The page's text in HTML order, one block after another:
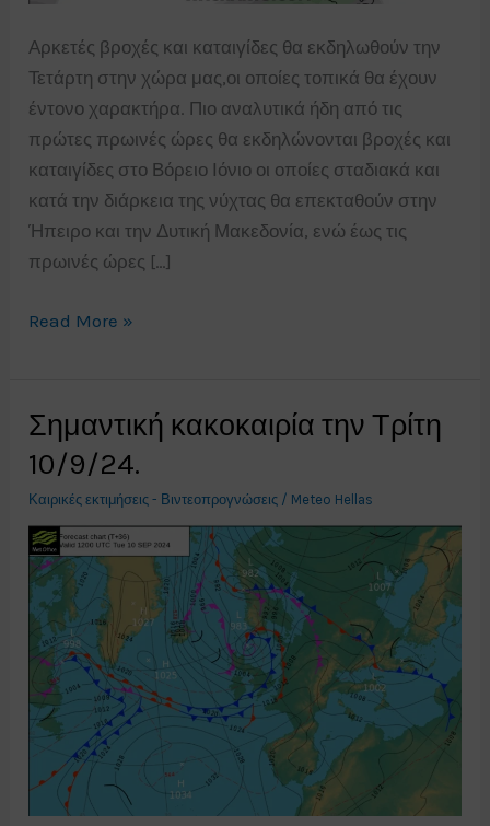
Αρκετές βροχές και καταιγίδες θα εκδηλωθούν την
Τετάρτη στην χώρα μας,οι οποίες τοπικά θα έχουν
έντονο χαρακτήρα. Πιο αναλυτικά ήδη από τις
πρώτες πρωινές ώρες θα εκδηλώνονται βροχές και
καταιγίδες στο Βόρειο Ιόνιο οι οποίες σταδιακά και
κατά την διάρκεια της νύχτας θα επεκταθούν στην
Ήπειρο και την Δυτική Μακεδονία, ενώ έως τις
πρωινές ώρες […]
Βροχές
καταιγίδες
την
Τετάρτη
18/9/24.
Read More »
Σημαντική κακοκαιρία την Τρίτη
10/9/24.
Καιρικές εκτιμήσεις - Βιντεοπρογνώσεις / Meteo Hellas